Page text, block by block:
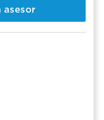
asesor